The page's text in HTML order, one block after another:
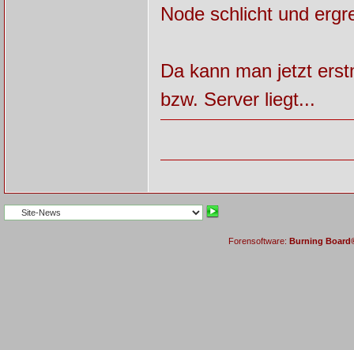
Node schlicht und
Da kann man jetzt
bzw. Server liegt...
Forensoftware: Burning